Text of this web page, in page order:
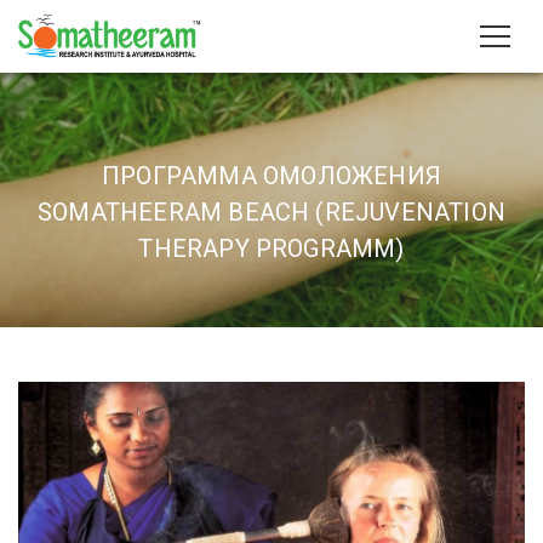
ПРОГРАММА ОМОЛОЖЕНИЯ
SOMATHEERAM BEACH (REJUVENATION
THERAPY PROGRAMM)